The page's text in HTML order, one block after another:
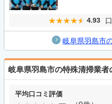
4.93
岐阜県羽島市
岐阜県羽島市の特殊清掃業者
平均口コミ評価